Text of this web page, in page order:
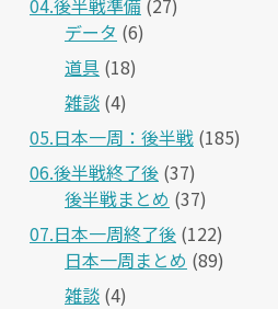
04.後半戦準備 (27)
データ (6)
道具 (18)
雑談 (4)
05.日本一周：後半戦 (185)
06.後半戦終了後 (37)
後半戦まとめ (37)
07.日本一周終了後 (122)
日本一周まとめ (89)
雑談 (4)